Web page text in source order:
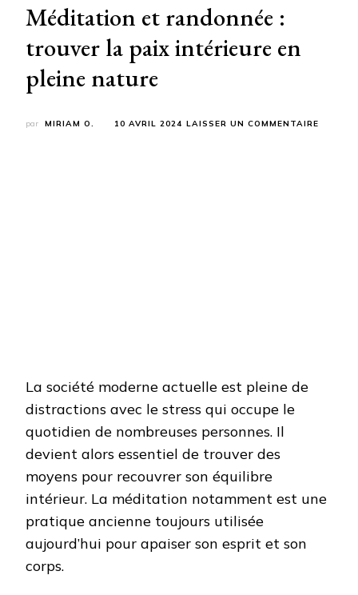
Méditation et randonnée :
trouver la paix intérieure en
pleine nature
par MIRIAM O. 10 AVRIL 2024 LAISSER UN COMMENTAIRE
La société moderne actuelle est pleine de
distractions avec le stress qui occupe le
quotidien de nombreuses personnes. Il
devient alors essentiel de trouver des
moyens pour recouvrer son équilibre
intérieur. La méditation notamment est une
pratique ancienne toujours utilisée
aujourd’hui pour apaiser son esprit et son
corps.